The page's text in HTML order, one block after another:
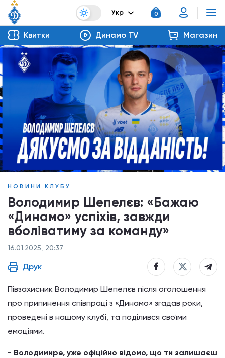
Укр 0
Квитки Динамо TV Магазин
НОВИНИ КЛУБУ
Володимир Шепелєв: «Бажаю
«Динамо» успіхів, завжди
вболіватиму за команду»
16.01.2025, 20:37
Друк
Півзахисник Володимир Шепелєв після оголошення
про припинення співпраці з «Динамо» згадав роки,
проведені в нашому клубі, та поділився своїми
емоціями.
- Володимире, уже офіційно відомо, що ти залишаєш